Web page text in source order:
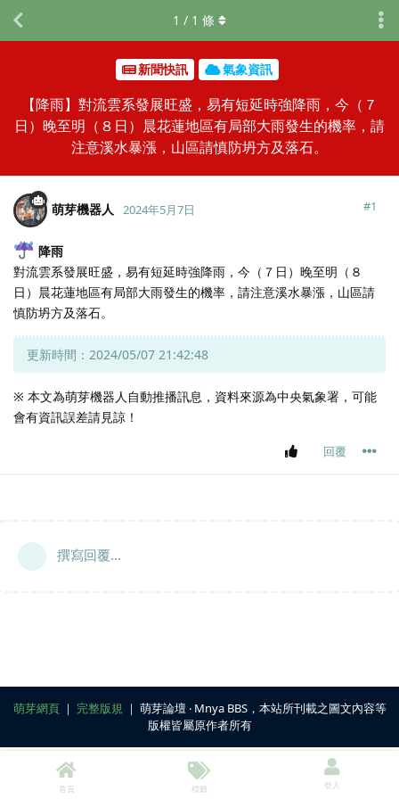
新聞快訊 氣象資訊
【降雨】對流雲系發展旺盛，易有短延時強降雨，今（７
日）晚至明（８日）晨花蓮地區有局部大雨發生的機率，請
注意溪水暴漲，山區請慎防坍方及落石。
1 / 1 條
萌芽機器人 2024年5月7日 #1
降雨
對流雲系發展旺盛，易有短延時強降雨，今（７日）晚至明（８
日）晨花蓮地區有局部大雨發生的機率，請注意溪水暴漲，山區請
慎防坍方及落石。
更新時間：2024/05/07 21:42:48
※ 本文為萌芽機器人自動推播訊息，資料來源為中央氣象署，可能
會有資訊誤差請見諒！
回覆
撰寫回覆...
萌芽網頁｜ 完整版規 ｜ 萌芽論壇 ‧ Mnya BBS，本站所刊載之圖文內容等
版權皆屬原作者所有
首頁 標籤 登入